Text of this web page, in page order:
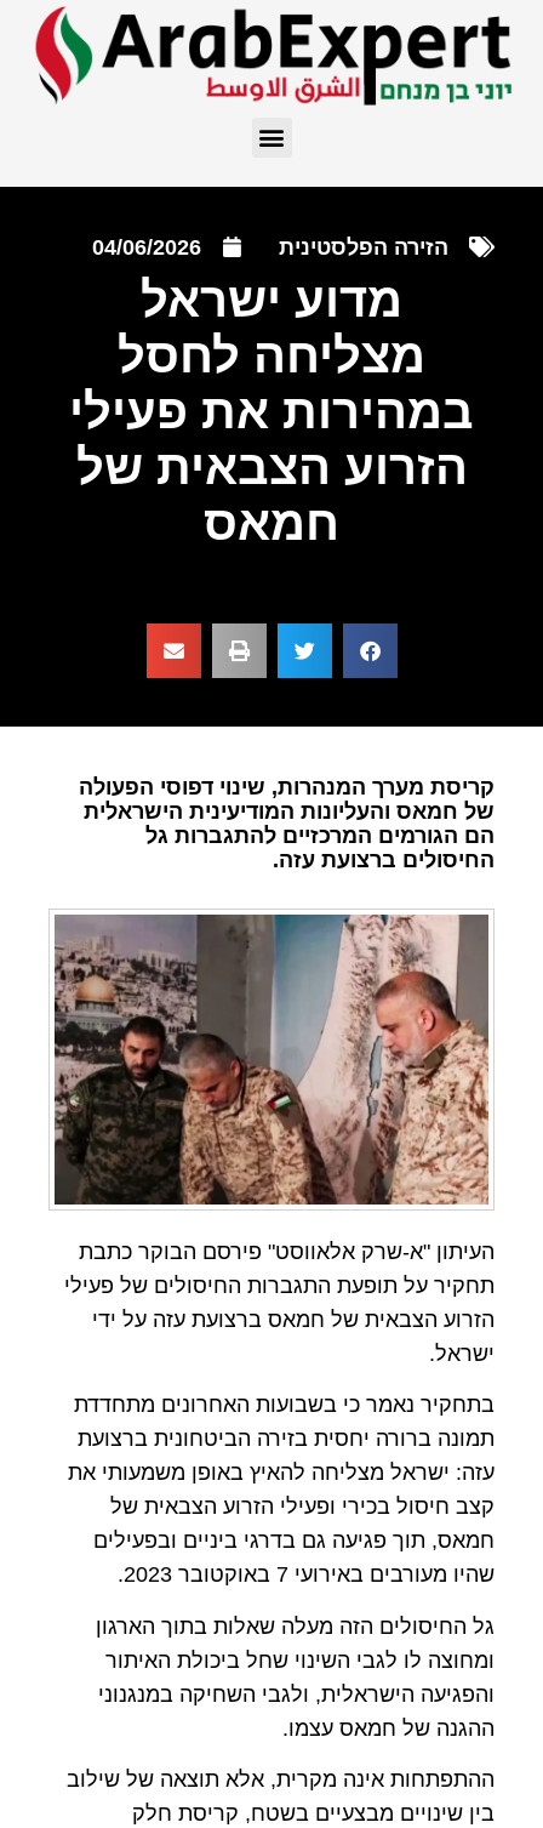
הזירה הפלסטינית 04/06/2026
מדוע ישראל
מצליחה לחסל
במהירות את פעילי
הזרוע הצבאית של
חמאס
קריסת מערך המנהרות, שינוי דפוסי הפעולה
של חמאס והעליונות המודיעינית הישראלית
הם הגורמים המרכזיים להתגברות גל
החיסולים ברצועת עזה.
העיתון "א-שרק אלאווסט" פירסם הבוקר כתבת
תחקיר על תופעת התגברות החיסולים של פעילי
הזרוע הצבאית של חמאס ברצועת עזה על ידי
ישראל.
בתחקיר נאמר כי בשבועות האחרונים מתחדדת
תמונה ברורה יחסית בזירה הביטחונית ברצועת
עזה: ישראל מצליחה להאיץ באופן משמעותי את
קצב חיסול בכירי ופעילי הזרוע הצבאית של
חמאס, תוך פגיעה גם בדרגי ביניים ובפעילים
שהיו מעורבים באירועי 7 באוקטובר 2023.
גל החיסולים הזה מעלה שאלות בתוך הארגון
ומחוצה לו לגבי השינוי שחל ביכולת האיתור
והפגיעה הישראלית, ולגבי השחיקה במנגנוני
ההגנה של חמאס עצמו.
ההתפתחות אינה מקרית, אלא תוצאה של שילוב
בין שינויים מבצעיים בשטח, קריסת חלק